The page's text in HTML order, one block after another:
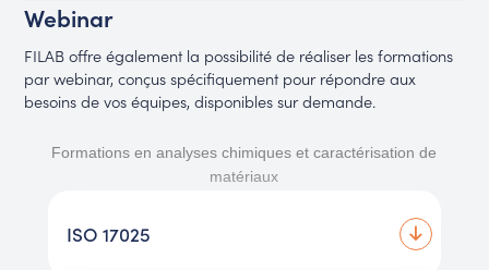
Webinar
FILAB offre également la possibilité de réaliser les formations
par webinar, conçus spécifiquement pour répondre aux
besoins de vos équipes, disponibles sur demande.
Formations en analyses chimiques et caractérisation de
matériaux
ISO 17025